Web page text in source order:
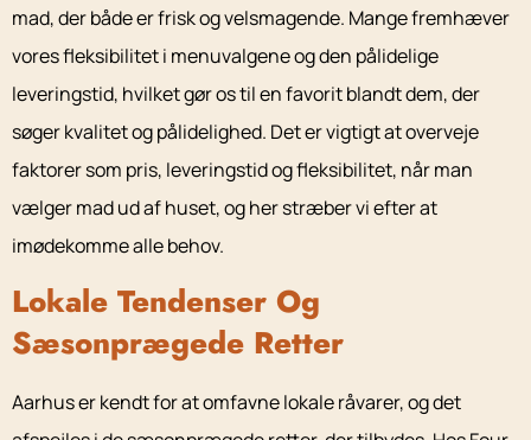
mad, der både er frisk og velsmagende. Mange fremhæver
vores fleksibilitet i menuvalgene og den pålidelige
leveringstid, hvilket gør os til en favorit blandt dem, der
søger kvalitet og pålidelighed. Det er vigtigt at overveje
faktorer som pris, leveringstid og fleksibilitet, når man
vælger mad ud af huset, og her stræber vi efter at
imødekomme alle behov.
Lokale Tendenser Og
Sæsonprægede Retter
Aarhus er kendt for at omfavne lokale råvarer, og det